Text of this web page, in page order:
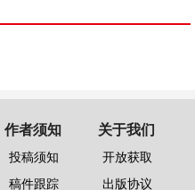
作者须知
投稿须知
稿件跟踪
关于我们
开放获取
出版协议